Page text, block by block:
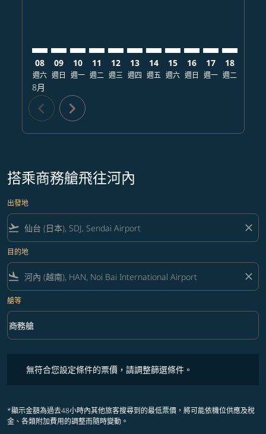
08
週六
8月
09
週日
10
週一
11
週二
12
週三
13
週四
14
週五
15
週六
16
週日
17
週一
18
週二
chevron_left chevron_right
搭乘商務艙飛往河內
出發地
flight_takeoff close
目的地
flight_land close
艙等
艙等 option 商務艙 Selected
商務艙
keyboard_arrow_down
無符合您設定條件的票價，請調整篩選條件。
*顯示金額為過去48小時內其他旅客搜尋到的最低票價，將可能依機位供應及稅
金、各類附加費用的調整而隨時變動。